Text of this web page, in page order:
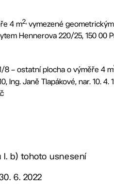
4 m2, vymezené geometrickým
Hennerova 220/25, 150 00
8 – ostatní plocha o výměře 4 m
Ing. Janě Tlapákové, nar. 10.
I. b) tohoto usnesení
6. 2022